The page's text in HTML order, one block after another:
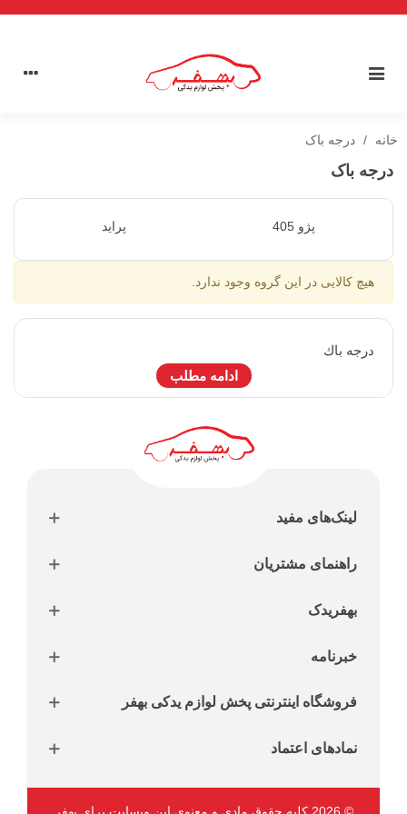
خانه / درجه باک
درجه باک
پژو 405 پراید
هیچ کالایی در این گروه وجود ندارد.
درجه باك
ادامه مطلب
لینک‌های مفید
راهنمای مشتریان
بهفریدک
خبرنامه
فروشگاه اینترنتی پخش لوازم یدکی بهفر
نمادهای اعتماد